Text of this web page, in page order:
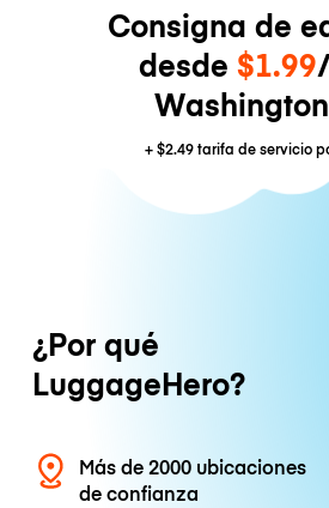
Consigna de
desde $1.99
+$2.49tarifa de servicio
¿Por qué
LuggageHero?
Más de 2000 ubicaciones
de confianza